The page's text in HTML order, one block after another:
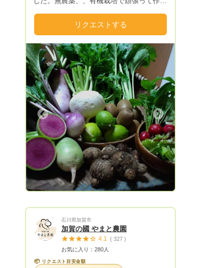
まい、残念な結果になることもしばしばで
す。 京丹後の風土と自然に育まれた美味
しい野菜たちを是非食べてみて下さい。
四季を通じて旬の野菜．柿、栗、レモン、
などの果物、ふき、ワラビ、せり などの
山菜も豊富です。 初めての出店です。ど
うぞよろしくお願いします。
リクエストする
Next
石川県加賀市
加賀の國 やまと農園
4.1 ( 327 )
お気に入り：280人
📦 リクエスト目安金額